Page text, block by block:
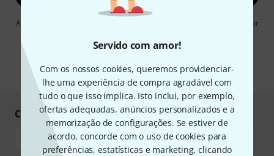
Servido com amor!
Com os nossos cookies, queremos providenciar-
lhe uma experiência de compra agradável com
tudo o que isso implica. Isto inclui, por exemplo,
ofertas adequadas, anúncios personalizados e a
memorização de configurações. Se estiver de
acordo, concorde com o uso de cookies para
preferências, estatísticas e marketing, clicando
Ao clicar em "Inscreva-se agora", concordo em receber publicidade por
encontrar mais informações sobre a newsletter na nossa
proteção de dados.
* Requeridos
Compre e pague em segurança